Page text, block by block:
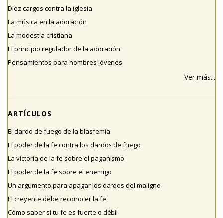
Diez cargos contra la iglesia
La música en la adoración
La modestia cristiana
El principio regulador de la adoración
Pensamientos para hombres jóvenes
Ver más...
ARTÍCULOS
El dardo de fuego de la blasfemia
El poder de la fe contra los dardos de fuego
La victoria de la fe sobre el paganismo
El poder de la fe sobre el enemigo
Un argumento para apagar los dardos del maligno
El creyente debe reconocer la fe
Cómo saber si tu fe es fuerte o débil